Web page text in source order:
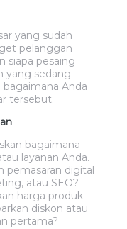
yang sudah
pelanggan
siapa pesaing
yang sedang
Anda
tersebut.
bagaimana
layanan Anda.
pemasaran digital
atau SEO?
harga produk
diskon atau
pertama?